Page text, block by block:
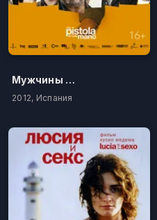
Мужчины на грани
2012, Испания